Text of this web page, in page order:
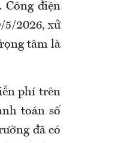
Công điện
5/2026, xử
tâm là
phí trên
toán số
đã có